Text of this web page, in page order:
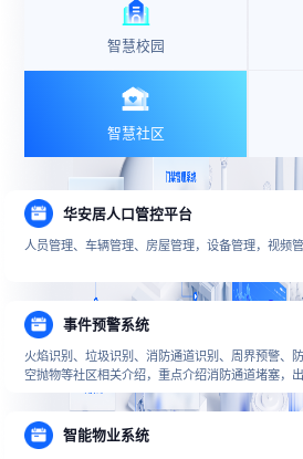
智慧校园
智慧社区
华安居人口管控平台
人员管理、车辆管理、房屋管理，设备管理，视频
事件预警系统
火焰识别、垃圾识别、消防通道识别、周界预警、
空抛物等社区相关介绍，重点介绍消防通道堵塞，
现场清理堵塞现场。
智能物业系统